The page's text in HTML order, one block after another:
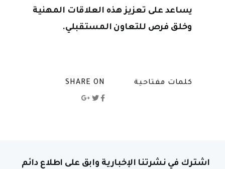
يساعد على تعزيز هذه العلاقات المهنية
وخلق فرص للتعاون المستقبلي.
كلمات مفتاحية SHARE ON
اشترك في نشرتنا الإخبارية وابق على اطلاع دائم